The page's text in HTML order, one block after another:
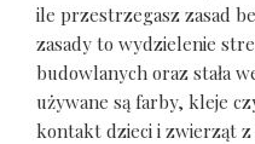
ile przestrzegasz zasad
zasady to wydzielenie
budowlanych oraz stała
używane są farby, kleje
kontakt dzieci i zwierząt